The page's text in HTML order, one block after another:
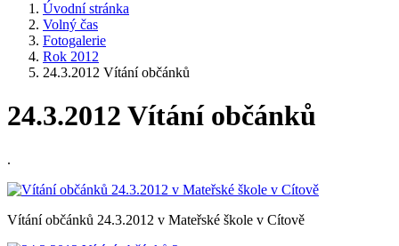
Úvodní stránka
Volný čas
Fotogalerie
Rok 2012
24.3.2012 Vítání občánků
24.3.2012 Vítání občánků
.
Vítání občánků 24.3.2012 v Mateřské škole v Cítově